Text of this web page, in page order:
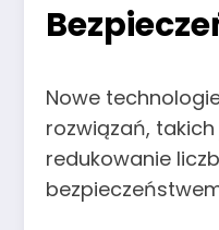
Nowe
rozwiązań,
redukowanie